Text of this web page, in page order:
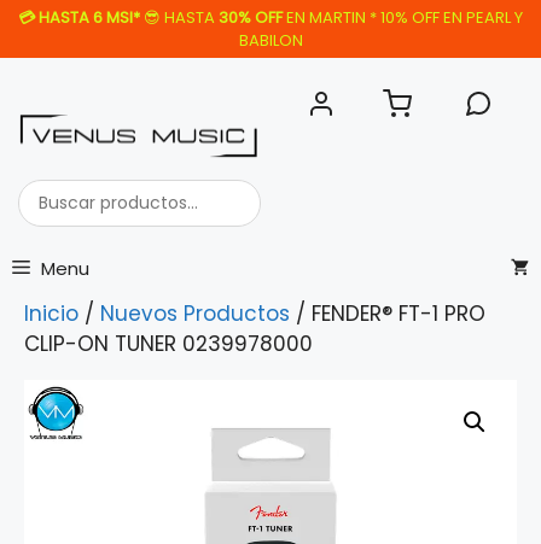
Saltar
💳HASTA 6 MSI* 😎 HASTA30% OFFEN MARTIN * 10% OFF EN PEARL Y
BABILON
Buscar
productos...
Menu
Inicio / Nuevos Productos / FENDER® FT-1 PRO
CLIP-ON TUNER 0239978000